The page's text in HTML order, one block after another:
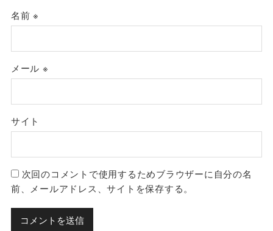
名前※
メール ※
サイト
次回のコメントで使用するためブラウザーに自分の名
前、メールアドレス、サイトを保存する。